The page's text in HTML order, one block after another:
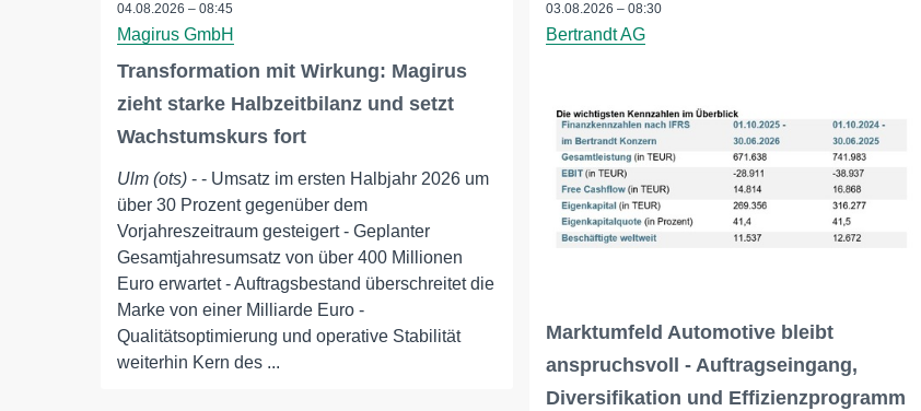
04.08.2026 – 08:45
Magirus GmbH
Transformation mit Wirkung: Magirus
zieht starke Halbzeitbilanz und setzt
Wachstumskurs fort
Ulm (ots) - - Umsatz im ersten Halbjahr 2026 um
über 30 Prozent gegenüber dem
Vorjahreszeitraum gesteigert - Geplanter
Gesamtjahresumsatz von über 400 Millionen
Euro erwartet - Auftragsbestand überschreitet die
Marke von einer Milliarde Euro -
Qualitätsoptimierung und operative Stabilität
weiterhin Kern des ...
03.08.2026 – 08:30
Bertrandt AG
Marktumfeld Automotive bleibt
anspruchsvoll - Auftragseingang,
Diversifikation und Effizienzprogramm